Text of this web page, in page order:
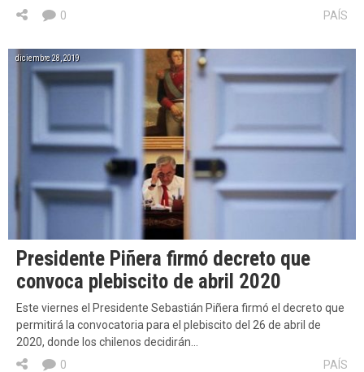
PAÍS
0
diciembre 28, 2019
Presidente Piñera firmó decreto que
convoca plebiscito de abril 2020
Este viernes el Presidente Sebastián Piñera firmó el decreto que
permitirá la convocatoria para el plebiscito del 26 de abril de
2020, donde los chilenos decidirán…
PAÍS
0